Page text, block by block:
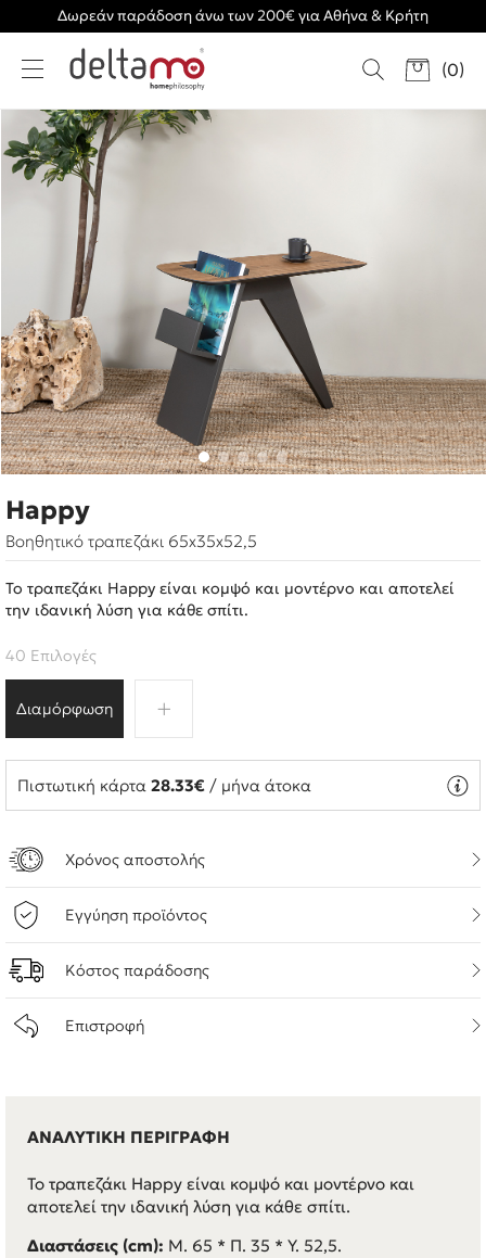
Δωρεάν παράδοση άνω των 200€ για Αθήνα & Κρήτη
(0)
Happy
Βοηθητικό τραπεζάκι 65x35x52,5
Το τραπεζάκι Happy είναι κομψό και μοντέρνο και αποτελεί
την ιδανική λύση για κάθε σπίτι.
Διαμόρφωση
40 Επιλογές
Πιστωτική κάρτα 28.33€ / μήνα άτοκα
Χρόνος αποστολής
Εγγύηση προϊόντος
Κόστος παράδοσης
Επιστροφή
ΑΝΑΛΥΤΙΚΗ ΠΕΡΙΓΡΑΦΗ
Το τραπεζάκι Happy είναι κομψό και μοντέρνο και
αποτελεί την ιδανική λύση για κάθε σπίτι.
Διαστάσεις (cm): Μ. 65 * Π. 35 * Υ. 52,5.